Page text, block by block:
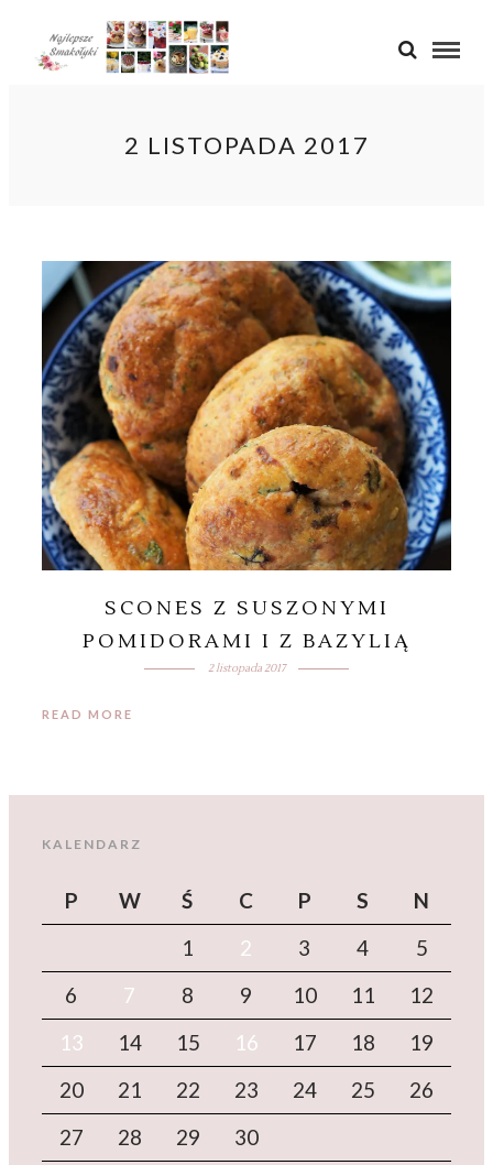
2 LISTOPADA 2017
SCONES Z SUSZONYMI
POMIDORAMI I Z BAZYLIĄ
2 listopada 2017
READ MORE
KALENDARZ
P W Ś C P S
N
1
2 3 4
5
6
7 8 9 10 11
12
13
14 15 16 17 18
19
20
21 22 23 24 25
26
27
28 29
30